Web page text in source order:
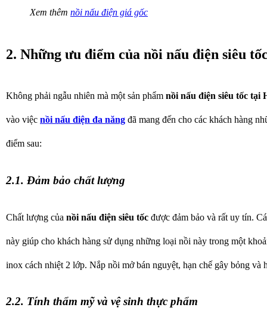
Xem thêm nồi nấu điện giá gốc
2. Những ưu điểm của nồi nấu điện siêu
Không phải ngẫu nhiên mà một sản phẩm nồi nấu điện siêu tốc tại
vào việc nồi nấu điện đa năng đã mang đến cho các khách hàng
điểm sau:
2.1. Đảm bảo chất lượng
Chất lượng của nồi nấu điện siêu tốc được đảm bảo và rất uy tín.
này giúp cho khách hàng sử dụng những loại nồi này trong một
inox cách nhiệt 2 lớp. Nắp nồi mở bán nguyệt, hạn chế gây bỏng và
2.2. Tính thẩm mỹ và vệ sinh thực phẩm